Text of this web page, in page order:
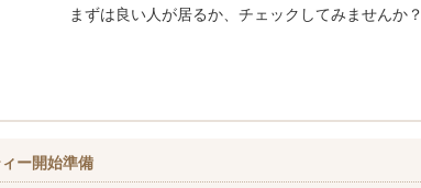
まずは良い人が居るか、チェックしてみませんか？
ー開始準備